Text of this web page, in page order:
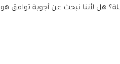
هل لأننا نبحث عن أجوبة توافق